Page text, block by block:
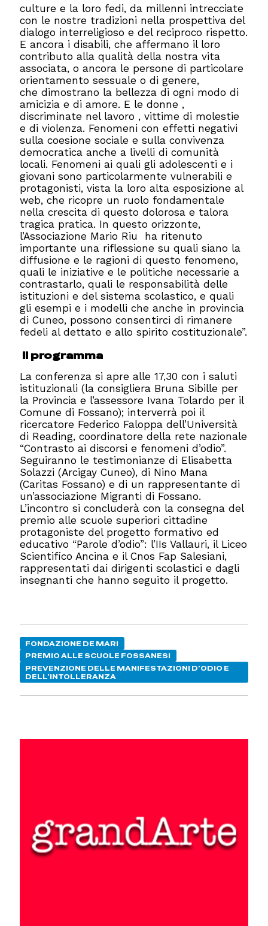
culture e la loro fedi, da millenni intrecciate
con le nostre tradizioni nella prospettiva del
dialogo interreligioso e del reciproco rispetto.
E ancora i disabili, che affermano il loro
contributo alla qualità della nostra vita
associata, o ancora le persone di particolare
orientamento sessuale o di genere,
che dimostrano la bellezza di ogni modo di
amicizia e di amore. E le donne ,
discriminate nel lavoro , vittime di molestie
e di violenza. Fenomeni con effetti negativi
sulla coesione sociale e sulla convivenza
democratica anche a livelli di comunità
locali. Fenomeni ai quali gli adolescenti e i
giovani sono particolarmente vulnerabili e
protagonisti, vista la loro alta esposizione al
web, che ricopre un ruolo fondamentale
nella crescita di questo dolorosa e talora
tragica pratica. In questo orizzonte,
l’Associazione Mario Riu ha ritenuto
importante una riflessione su quali siano la
diffusione e le ragioni di questo fenomeno,
quali le iniziative e le politiche necessarie a
contrastarlo, quali le responsabilità delle
istituzioni e del sistema scolastico, e quali
gli esempi e i modelli che anche in provincia
di Cuneo, possono consentirci di rimanere
fedeli al dettato e allo spirito costituzionale”.
Il programma
La conferenza si apre alle 17,30 con i saluti
istituzionali (la consigliera Bruna Sibille per
la Provincia e l’assessore Ivana Tolardo per il
Comune di Fossano); interverrà poi il
ricercatore Federico Faloppa dell’Università
di Reading, coordinatore della rete nazionale
“Contrasto ai discorsi e fenomeni d’odio”.
Seguiranno le testimonianze di Elisabetta
Solazzi (Arcigay Cuneo), di Nino Mana
(Caritas Fossano) e di un rappresentante di
un’associazione Migranti di Fossano.
L’incontro si concluderà con la consegna del
premio alle scuole superiori cittadine
protagoniste del progetto formativo ed
educativo “Parole d’odio”: l’IIs Vallauri, il Liceo
Scientifico Ancina e il Cnos Fap Salesiani,
rappresentati dai dirigenti scolastici e dagli
insegnanti che hanno seguito il progetto.
FONDAZIONE DE MARI
PREMIO ALLE SCUOLE FOSSANESI
PREVENZIONE DELLE MANIFESTAZIONI D’ODIO E
DELL’INTOLLERANZA